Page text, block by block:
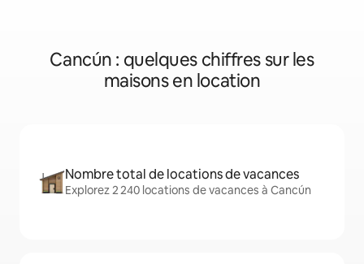
Cancún : quelques chiffres sur les
maisons en location
Nombre total de locations de vacances
Explorez 2 240 locations de vacances à Cancún